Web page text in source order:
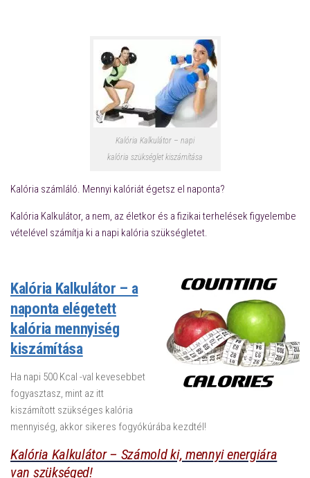
Kalória Kalkulátor – napi
kalória szükséglet kiszámítása
Kalória számláló. Mennyi kalóriát égetsz el naponta?
Kalória Kalkulátor, a nem, az életkor és a fizikai terhelések figyelembe
vételével számítja ki a napi kalória szükségletet.
Kalória Kalkulátor – a
naponta elégetett
kalória mennyiség
kiszámítása
Ha napi 500 Kcal -val kevesebbet
fogyasztasz, mint az itt
kiszámított szükséges kalória
mennyiség, akkor sikeres fogyókúrába kezdtél!
Kalória Kalkulátor – Számold ki, mennyi energiára
van szükséged!